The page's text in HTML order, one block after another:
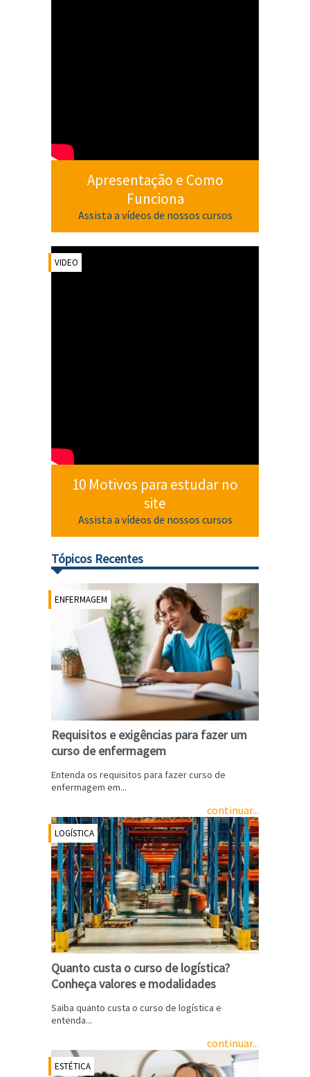
Apresentação e Como
Funciona
Assista a vídeos de nossos cursos
VIDEO
10 Motivos para estudar no
site
Assista a vídeos de nossos cursos
Tópicos Recentes
ENFERMAGEM
Requisitos e exigências para fazer um
curso de enfermagem
Entenda os requisitos para fazer curso de
enfermagem em...
continuar...
LOGÍSTICA
Quanto custa o curso de logística?
Conheça valores e modalidades
Saiba quanto custa o curso de logística e
entenda...
continuar...
ESTÉTICA